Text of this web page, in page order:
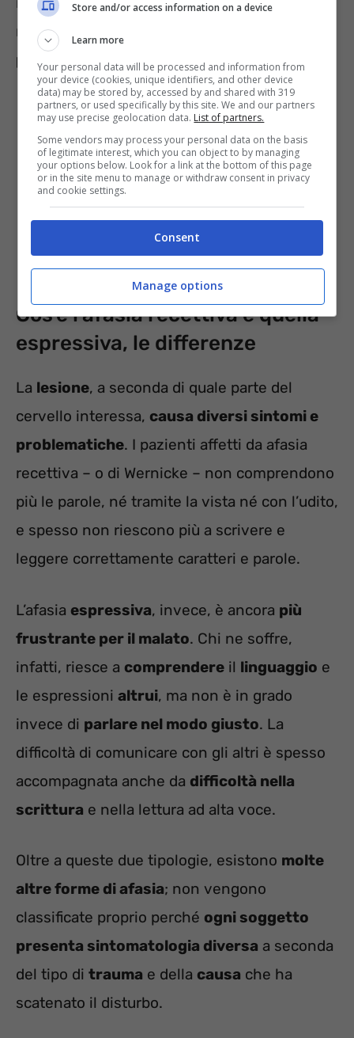
malattie come
peggiorare gradualmente
Cos’è l’afasia recettiva e quella
espressiva, le differenze
La lesione, a seconda di quale parte del
cervello interessa, causa diversi sintomi e
problematiche. I pazienti affetti da afasia
recettiva – o di Wernicke – non comprendono
più le parole, né tramite la vista né con l’udito,
e spesso non riescono più a scrivere e
leggere correttamente caratteri e parole.
L’afasia espressiva, invece, è ancora più
frustrante per il malato. Chi ne soffre,
infatti, riesce a comprendere il linguaggio e
le espressioni altrui, ma non è in grado
invece di parlare nel modo giusto. La
difficoltà di comunicare con gli altri è spesso
accompagnata anche da difficoltà nella
scrittura e nella lettura ad alta voce.
Oltre a queste due tipologie, esistono molte
altre forme di afasia; non vengono
classificate proprio perché ogni soggetto
presenta sintomatologia diversa a seconda
del tipo di trauma e della causa che ha
scatenato il disturbo.
Store and/or access information on a device
Learn more
Your personal data will be processed and information from
your device (cookies, unique identifiers, and other device
data) may be stored by, accessed by and shared with 319
partners, or used specifically by this site. We and our partners
may use precise geolocation data. List of partners.
Some vendors may process your personal data on the basis
of legitimate interest, which you can object to by managing
your options below. Look for a link at the bottom of this page
or in the site menu to manage or withdraw consent in privacy
and cookie settings.
Consent
Manage options